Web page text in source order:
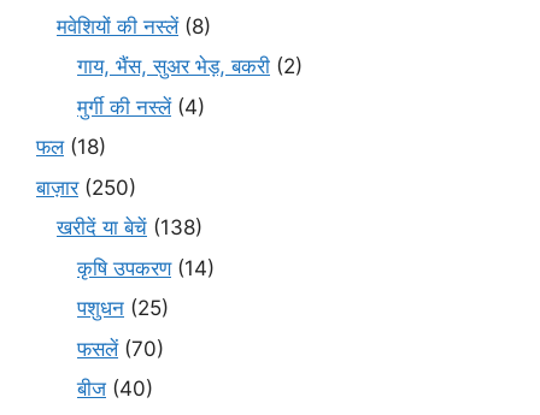
मवेशियों की नस्लें(8)
गाय, भैंस, सुअर भेड़, बकरी (2)
मुर्गी की नस्लें(4)
फल(18)
बाज़ार(250)
खरीदें या बेचें (138)
कृषि उपकरण(14)
पशुधन (25)
फसलें(70)
बीज (40)